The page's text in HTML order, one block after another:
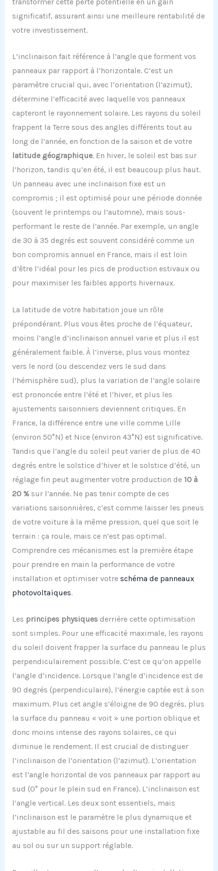
significatif, assurant ainsi une meilleure rentabilité de
votre investissement.
L’inclinaison fait référence à l’angle que forment vos
panneaux par rapport à l’horizontale. C’est un
paramètre crucial qui, avec l’orientation (l’azimut),
détermine l’efficacité avec laquelle vos panneaux
capteront le rayonnement solaire. Les rayons du soleil
frappent la Terre sous des angles différents tout au
long de l’année, en fonction de la saison et de votre
latitude géographique. En hiver, le soleil est bas sur
l’horizon, tandis qu’en été, il est beaucoup plus haut.
Un panneau avec une inclinaison fixe est un
compromis ; il est optimisé pour une période donnée
(souvent le printemps ou l’automne), mais sous-
performant le reste de l’année. Par exemple, un angle
de 30 à 35 degrés est souvent considéré comme un
bon compromis annuel en France, mais il est loin
d’être l’idéal pour les pics de production estivaux ou
pour maximiser les faibles apports hivernaux.
La latitude de votre habitation joue un rôle
prépondérant. Plus vous êtes proche de l’équateur,
moins l’angle d’inclinaison annuel varie et plus il est
généralement faible. À l’inverse, plus vous montez
vers le nord (ou descendez vers le sud dans
l’hémisphère sud), plus la variation de l’angle solaire
est prononcée entre l’été et l’hiver, et plus les
ajustements saisonniers deviennent critiques. En
France, la différence entre une ville comme Lille
(environ 50°N) et Nice (environ 43°N) est significative.
Tandis que l’angle du soleil peut varier de plus de 40
degrés entre le solstice d’hiver et le solstice d’été, un
réglage fin peut augmenter votre production de 10 à
20 %sur l’année. Ne pas tenir compte de ces
variations saisonnières, c’est comme laisser les pneus
de votre voiture à la même pression, quel que soit le
terrain : ça roule, mais ce n’est pas optimal.
Comprendre ces mécanismes est la première étape
pour prendre en main la performance de votre
installation et optimiser votre schéma de panneaux
photovoltaïques.
Les principes physiquesderrière cette optimisation
sont simples. Pour une efficacité maximale, les rayons
du soleil doivent frapper la surface du panneau le plus
perpendiculairement possible. C’est ce qu’on appelle
l’angle d’incidence. Lorsque l’angle d’incidence est de
90 degrés (perpendiculaire), l’énergie captée est à son
maximum. Plus cet angle s’éloigne de 90 degrés, plus
la surface du panneau « voit » une portion oblique et
donc moins intense des rayons solaires, ce qui
diminue le rendement. Il est crucial de distinguer
l’inclinaison de l’orientation (l’azimut). L’orientation
est l’angle horizontal de vos panneaux par rapport au
sud (0° pour le plein sud en France). L’inclinaison est
l’angle vertical. Les deux sont essentiels, mais
l’inclinaison est le paramètre le plus dynamique et
ajustable au fil des saisons pour une installation fixe
au sol ou sur un support réglable.